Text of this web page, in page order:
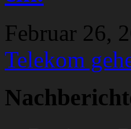
Februar 26,
Telekom